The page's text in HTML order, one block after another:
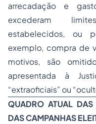
arrecadação e
excederam
estabelecidos, ou
exemplo, compra de
motivos, são
apresentada à
“extraoficiais” ou
QUADRO ATUAL
DAS CAMPANHAS